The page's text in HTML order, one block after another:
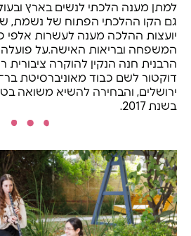
גם הקו ההלכתי הפתוח של נשמת,
יועצות ההלכה מענה לעשרות אלפי
המשפחה ובריאות האישה.על
הרבנית חנה הנקין להוקרה ציבורית
דוקטור לשם כבוד מאוניברסיטת
ירושלים, והבחירה להשיא משואה
בשנת 2017.